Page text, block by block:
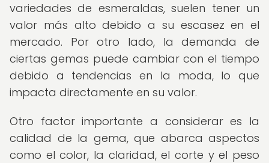
variedades de esmeraldas, suelen tener un
valor más alto debido a su escasez en el
mercado. Por otro lado, la demanda de
ciertas gemas puede cambiar con el tiempo
debido a tendencias en la moda, lo que
impacta directamente en su valor.
Otro factor importante a considerar es la
calidad de la gema, que abarca aspectos
como el color, la claridad, el corte y el peso